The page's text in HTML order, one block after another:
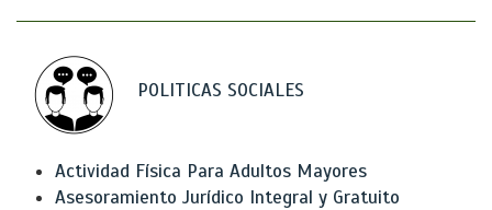
POLITICAS SOCIALES
Actividad Física Para Adultos Mayores
Asesoramiento Jurídico Integral y Gratuito